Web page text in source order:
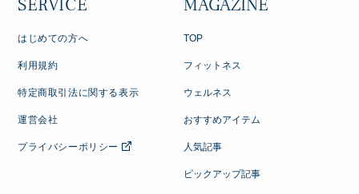
SERVICE
はじめての方へ
利用規約
特定商取引法に関する表示
運営会社
プライバシーポリシー
MAGAZINE
TOP
フィットネス
ウェルネス
おすすめアイテム
人気記事
ピックアップ記事